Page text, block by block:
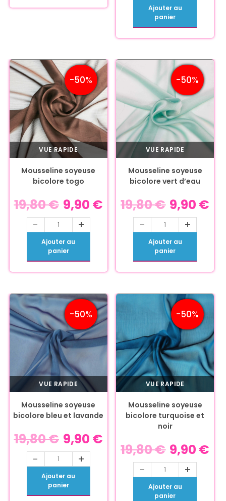
Ajouter au
panier
-50%
VUE RAPIDE
Mousseline soyeuse
bicolore togo
19,80€ 9,90 €
- +
Ajouter au
panier
-50%
VUE RAPIDE
Mousseline soyeuse
bicolore vert d’eau
19,80€ 9,90 €
- +
Ajouter au
panier
-50%
VUE RAPIDE
Mousseline soyeuse
bicolore bleu et lavande
19,80€ 9,90 €
- +
Ajouter au
panier
-50%
VUE RAPIDE
Mousseline soyeuse
bicolore turquoise et
noir
19,80€ 9,90 €
- +
Ajouter au
panier